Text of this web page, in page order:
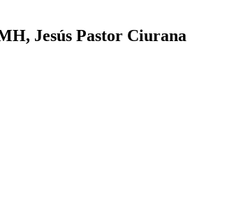
Jesús Pastor Ciurana